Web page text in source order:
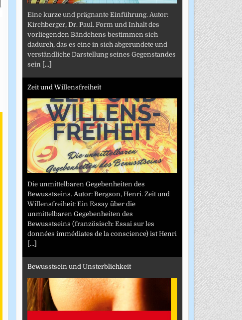
Eine kurze und prägnante Einführung. Autor:
Kirchberger, Dr. Paul. Form und Inhalt des
vorliegenden Bändchens bestimmen sich
dadurch, das es eine in sich abgerundete und
verständliche Darstellung seines Gegenstandes
sein [...]
Zeit und Willensfreiheit
Die unmittelbaren Gegebenheiten des
Bewusstseins. Autor: Bergson, Henri. Zeit und
Willensfreiheit: Ein Essay über die
unmittelbaren Gegebenheiten des
Bewusstseins (französisch: Essai sur les
données immédiates de la conscience) ist Henri
[...]
Bewusstsein und Unsterblichkeit